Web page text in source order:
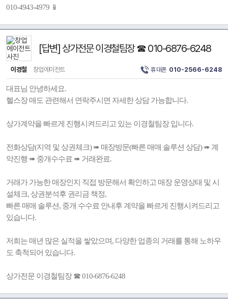
010-4943-4979 📱
[답변] 상가전문 이경철팀장 ☎ 010-6876-6248
이경철 창업에이전트 휴대폰 010-2566-6248
대표님 안녕하세요.
헬스장 매도 관련해서 연락주시면 자세한 상담 가능합니다.
상가계약을 빠르게 진행시켜드리고 있는 이경철팀장 입니다.
전화상담(지역 및 상권체크) ➠ 매장방문(빠른 매매 솔루션 상담) ➠ 계
약진행 ➠ 중개수수료 ➠ 거래완료.
거래가 가능한 매장인지 직접 방문해서 확인하고 매장 운영상태 및 시
설체크, 상권분석후 권리금 책정,
빠른 매매 솔루션, 중개 수수료 안내후 계약을 빠르게 진행시켜드리고
있습니다.
저희는 매년 많은 실적을 쌓았으며, 다양한 업종의 거래를 통해 노하우
도 축척되어 있습니다.
상가전문 이경철팀장 ☎ 010-6876-6248